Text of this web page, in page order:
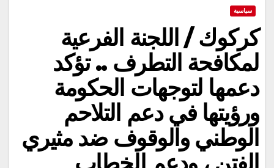
سياسية
كركوك / اللجنة الفرعية
لمكافحة التطرف .. تؤكد
دعمها لتوجهات الحكومة
ورؤيتها في دعم التلاحم
الوطني والوقوف ضد مثيري